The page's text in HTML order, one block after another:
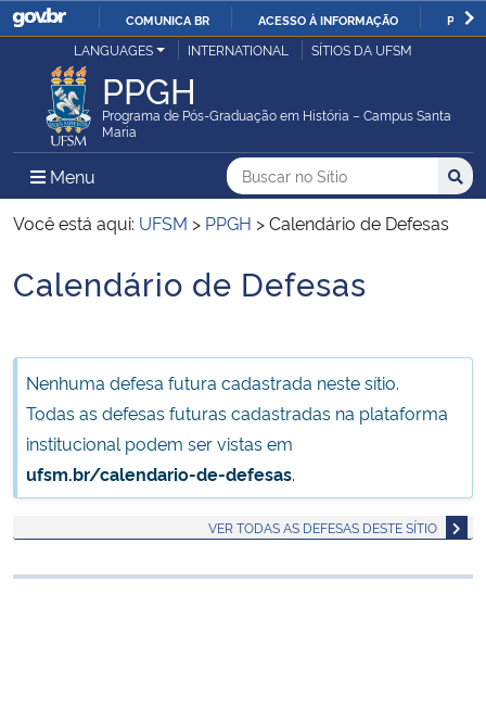
IR
O
COMUNICA BR ACESSO À INFORMAÇÃO
Ministério da Justiça e Segurança Pública
Ministério da Defesa
Ministério das Relações Exteriores
Ministério da Economia
Ministério da Agricultura, Pecuária e Abastecimento
Ministério da Educação
Ministério da Cidadania
LANGUAGES INTERNATIONAL SÍTIOS DA UFSM
PPGH
Programa de Pós-Graduação em História – Campus Santa
Maria
Menu Menu Principal do Sítio
Busca
Buscar no no Sítio
Busca:
Você está aqui: UFSM > PPGH >Calendário de Defesas
Início do conteúdo
Calendário de Defesas
Nenhuma defesa futura cadastrada neste sítio.
Todas as defesas futuras cadastradas na plataforma
institucional podem ser vistas em
ufsm.br/calendario-de-defesas.
VER TODAS AS DEFESAS DESTE SÍTIO